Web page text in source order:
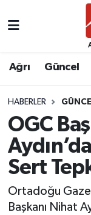
Ağrı Güncel
HABERLER
OGC
Sert
Ortadoğu
Başkanı Nihat
Hava
Tüm
Son Dakika
Haber Arşivi